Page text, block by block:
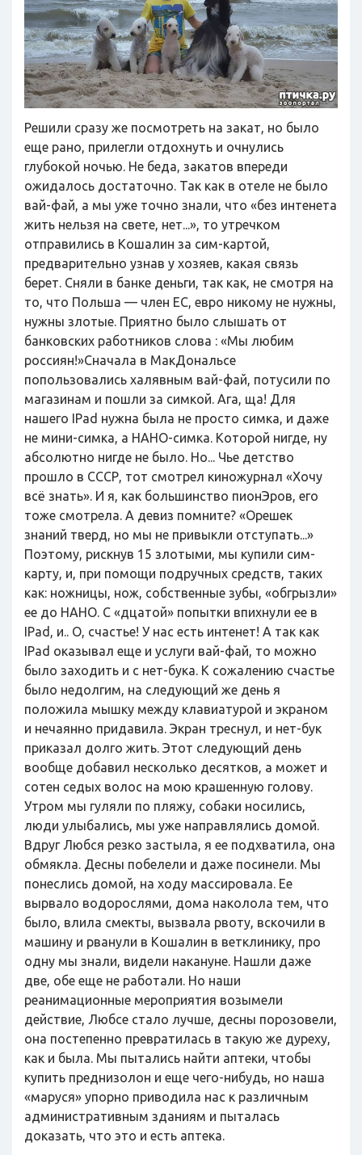
Решили сразу же посмотреть на закат, но было
еще рано, прилегли отдохнуть и очнулись
глубокой ночью. Не беда, закатов впереди
ожидалось достаточно. Так как в отеле не было
вай-фай, а мы уже точно знали, что «без интенета
жить нельзя на свете, нет...», то утречком
отправились в Кошалин за сим-картой,
предварительно узнав у хозяев, какая связь
берет. Сняли в банке деньги, так как, не смотря на
то, что Польша — член ЕС, евро никому не нужны,
нужны злотые. Приятно было слышать от
банковских работников слова : «Мы любим
россиян!»Сначала в МакДональсе
попользовались халявным вай-фай, потусили по
магазинам и пошли за симкой. Ага, ща! Для
нашего IРad нужна была не просто симка, и даже
не мини-симка, а НАНО-симка. Которой нигде, ну
абсолютно нигде не было. Но... Чье детство
прошло в СССР, тот смотрел киножурнал «Хочу
всё знать». И я, как большинство пионЭров, его
тоже смотрела. А девиз помните? «Орешек
знаний тверд, но мы не привыкли отступать...»
Поэтому, рискнув 15 злотыми, мы купили сим-
карту, и, при помощи подручных средств, таких
как: ножницы, нож, собственные зубы, «обгрызли»
ее до НАНО. С «дцатой» попытки впихнули ее в
IРad, и.. О, счастье! У нас есть интенет! А так как
IРad оказывал еще и услуги вай-фай, то можно
было заходить и с нет-бука. К сожалению счастье
было недолгим, на следующий же день я
положила мышку между клавиатурой и экраном
и нечаянно придавила. Экран треснул, и нет-бук
приказал долго жить. Этот следующий день
вообще добавил несколько десятков, а может и
сотен седых волос на мою крашенную голову.
Утром мы гуляли по пляжу, собаки носились,
люди улыбались, мы уже направлялись домой.
Вдруг Любся резко застыла, я ее подхватила, она
обмякла. Десны побелели и даже посинели. Мы
понеслись домой, на ходу массировала. Ее
вырвало водорослями, дома наколола тем, что
было, влила смекты, вызвала рвоту, вскочили в
машину и рванули в Кошалин в ветклинику, про
одну мы знали, видели накануне. Нашли даже
две, обе еще не работали. Но наши
реанимационные мероприятия возымели
действие, Любсе стало лучше, десны порозовели,
она постепенно превратилась в такую же дуреху,
как и была. Мы пытались найти аптеки, чтобы
купить преднизолон и еще чего-нибудь, но наша
«маруся» упорно приводила нас к различным
административным зданиям и пыталась
доказать, что это и есть аптека.